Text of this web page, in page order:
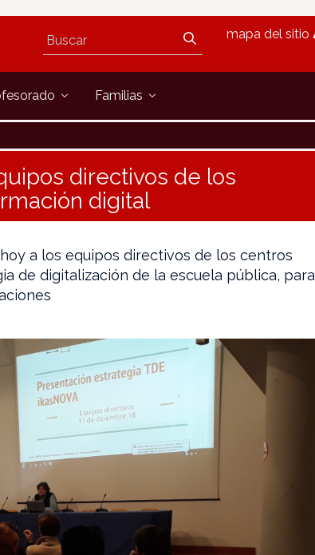
mapa del sitio
Familias
directivos de los
digital
a los equipos directivos de los centros
de digitalización de la escuela pública, para